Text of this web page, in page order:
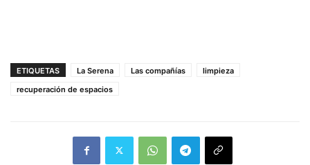
ETIQUETAS La Serena Las compañías
limpieza
recuperación de espacios